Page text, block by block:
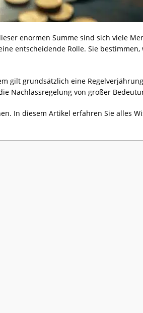
enormen Summe sind sich viele
entscheidende Rolle. Sie bestimmen,
gilt grundsätzlich eine
Nachlassregelung von großer
In diesem Artikel erfahren Sie alles